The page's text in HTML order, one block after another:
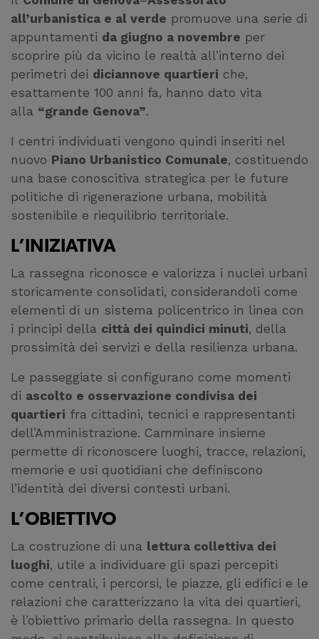
all’urbanistica e al verde promuove una serie di
appuntamenti da giugno a novembre per
scoprire più da vicino le realtà all’interno dei
perimetri dei diciannove quartieri che,
esattamente 100 anni fa, hanno dato vita
alla “grande Genova”.
I centri individuati vengono quindi inseriti nel
nuovo Piano Urbanistico Comunale, costituendo
una base conoscitiva strategica per le future
politiche di rigenerazione urbana, mobilità
sostenibile e riequilibrio territoriale.
L’INIZIATIVA
La rassegna riconosce e valorizza i nuclei urbani
storicamente consolidati, considerandoli come
elementi di un sistema policentrico in linea con
i principi della città dei quindici minuti, della
prossimità dei servizi e della resilienza urbana.
Le passeggiate si configurano come momenti
di ascolto e osservazione condivisa dei
quartieri fra cittadini, tecnici e rappresentanti
dell’Amministrazione. Camminare insieme
permette di riconoscere luoghi, tracce, relazioni,
memorie e usi quotidiani che definiscono
l’identità dei diversi contesti urbani.
L’OBIETTIVO
La costruzione di una lettura collettiva dei
luoghi, utile a individuare gli spazi percepiti
come centrali, i percorsi, le piazze, gli edifici e le
relazioni che caratterizzano la vita dei quartieri,
è l’obiettivo primario della rassegna. In questo